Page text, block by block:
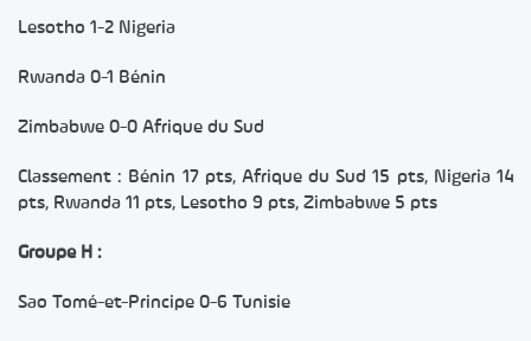
Lesotho 1-2 Nigeria
Rwanda 0-1 Bénin
Zimbabwe 0-0 Afrique du Sud
Classement : Bénin 17 pts, Afrique du Sud 15 pts, Nigeria 14
pts, Rwanda 11 pts, Lesotho 9 pts, Zimbabwe 5 pts
Groupe H :
Sao Tomé-et-Principe 0-6 Tunisie